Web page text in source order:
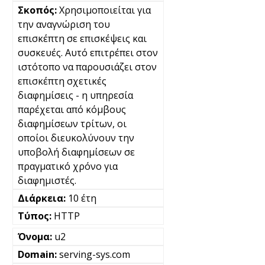
Χρησιμοποιείται για
την αναγνώριση του
επισκέπτη σε επισκέψεις και
συσκευές. Αυτό επιτρέπει στον
ιστότοπο να παρουσιάζει στον
επισκέπτη σχετικές
διαφημίσεις - η υπηρεσία
παρέχεται από κόμβους
διαφημίσεων τρίτων, οι
οποίοι διευκολύνουν την
υποβολή διαφημίσεων σε
πραγματικό χρόνο για
διαφημιστές.
10 έτη
HTTP
u2
serving-sys.com